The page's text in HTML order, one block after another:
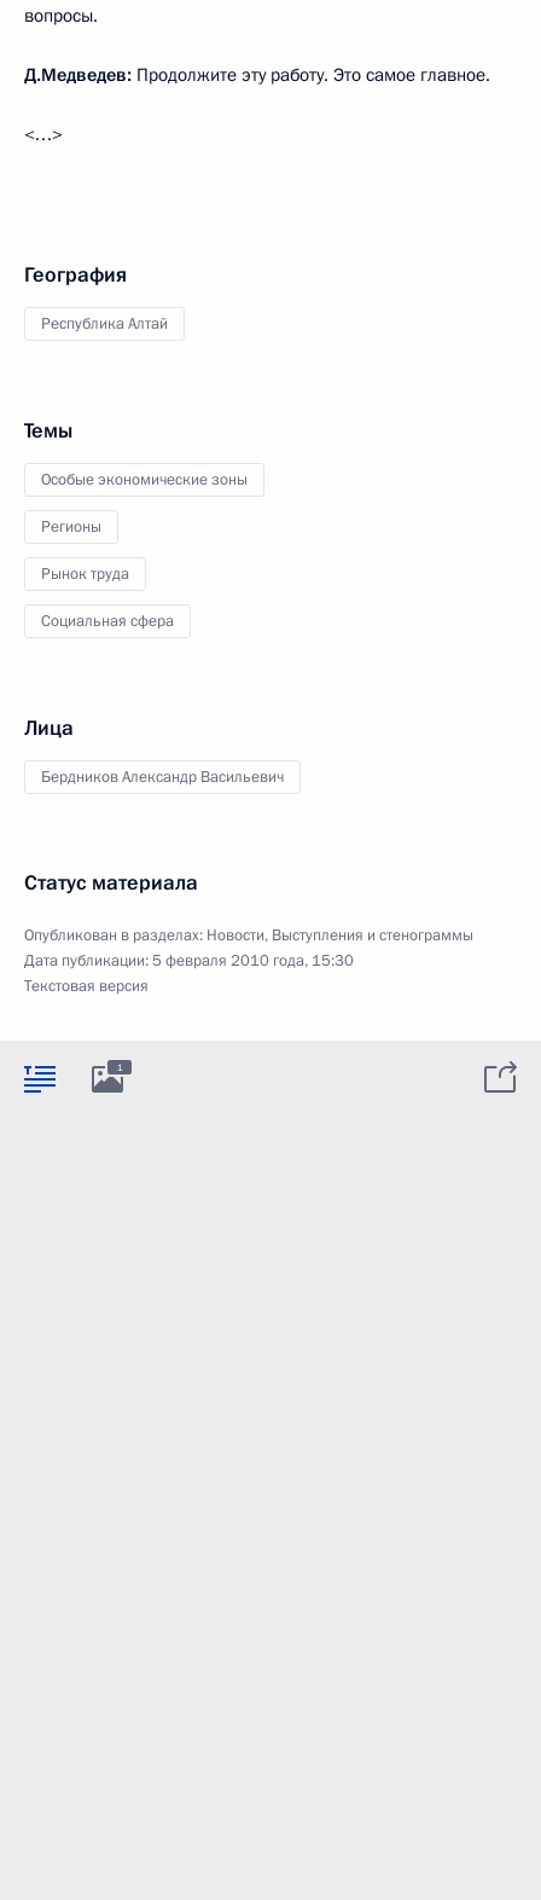
вопросы.
Д.Медведев: Продолжите эту работу. Это самое главное.
<…>
География
Республика Алтай
Темы
Особые экономические зоны
Регионы
Рынок труда
Социальная сфера
Лица
Бердников Александр Васильевич
Статус материала
Опубликован в разделах: Новости, Выступления и стенограммы
Дата публикации:5 февраля 2010 года, 15:30
Текстовая версия
1